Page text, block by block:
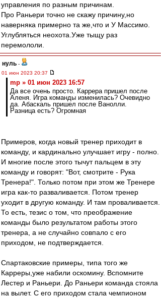
управления по разным причинам.
Про Раньери точно не скажу причину,но
наверняка примерно та же,что и У Массимо.
Углубляться неохота.Уже тыщу раз
перемололи.
нуль -
01 июн 2023 20:37
mp » 01 июн 2023 16:57
Да все очень просто. Каррера пришел после
Аленя. Игра команды изменилась? Очевидно
да. Абаскаль пришел после Ванолли.
Разница есть? Огромная
Примеров, когда новый тренер приходит в
команду, и кардинально улучшает игру - полно.
И многие после этого тычут пальцем в эту
команду и говорят: "Вот, смотрите - Рука
Тренера!". Только потом при этом же Тренере
игра как-то разваливается. Потом тренер
уходит в другую команду. И там проваливается.
То есть, тезис о том, что преображение
команды было результатом работы этого
тренера, а не случайно совпало с его
приходом, не подтверждается.
Спартаковские примеры, типа того же
Карреры,уже набили оскомину. Вспомните
Лестер и Раньери. До Раньери команда стояла
на вылет. С его приходом стала чемпионом